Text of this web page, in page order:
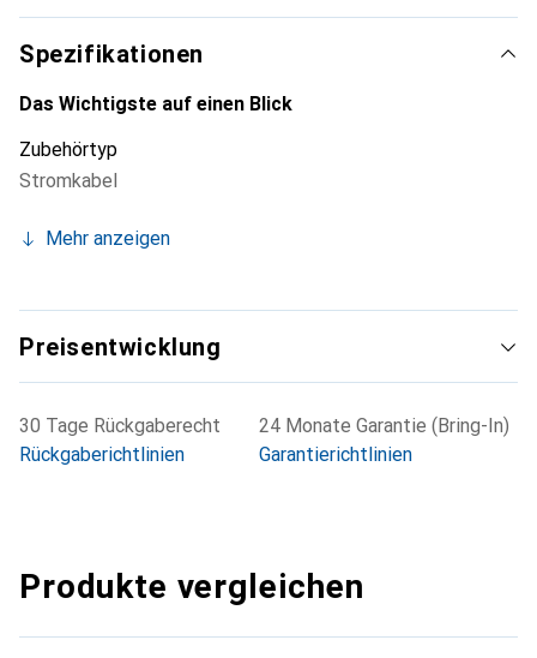
werden und Lasten herunterfallen.
Spezifikationen
Das Wichtigste auf einen Blick
Zubehörtyp
Stromkabel
Mehr anzeigen
Preisentwicklung
30 Tage Rückgaberecht
Rückgaberichtlinien
24 Monate Garantie (Bring-In)
Garantierichtlinien
Produkte vergleichen